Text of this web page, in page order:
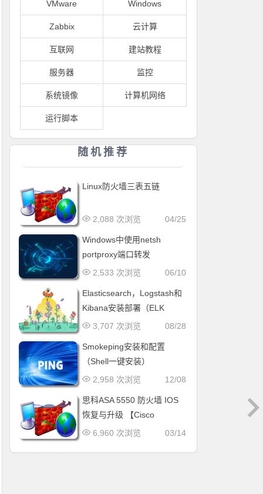
VMware Windows
Zabbix 云计算
互联网 建站教程
服务器 监控
系统镜像 计算机网络
运行脚本
随机推荐
Linux防火墙三表五链
04/25
2,088 次浏览
Windows中使用netsh
portproxy端口转发
06/10
2,533 次浏览
Elasticsearch，Logstash和
Kibana安装部署（ELK
Stack）
08/28
3,707 次浏览
Smokeping安装和配置
（Shell一键安装）
12/08
2,958 次浏览
思科ASA 5550 防火墙 IOS
恢复与升级 【Cisco
ASA5550 rommon No
03/14
6,960 次浏览